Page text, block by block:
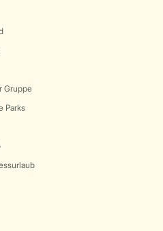
Gruppe
Parks